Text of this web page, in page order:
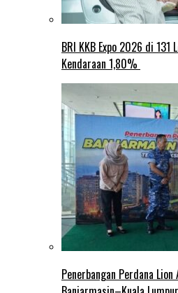
BRI KKB Expo 2026 di
Kendaraan 1,80%
Penerbangan Perdana